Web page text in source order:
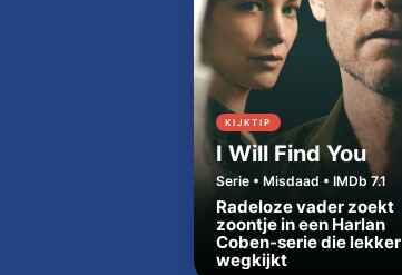
KIJKTIP
I Will Find You
Serie • Misdaad • IMDb 7.1
Radeloze vader zoekt
zoontje in een Harlan
Coben-serie die lekker
wegkijkt